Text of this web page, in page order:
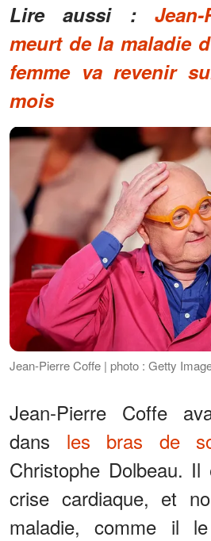
Lire aussi :
meurt de la maladie
femme va revenir
mois
Jean-Pierre Coffe | photo : Getty
Jean-Pierre Coffe
dans les bras de
Christophe Dolbeau.
crise cardiaque, et
maladie, comme il